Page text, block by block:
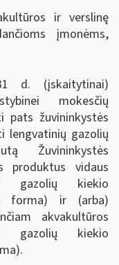
ir verslinę
įmonėms,
d. (įskaitytinai)
mokesčių
žuvininkystės
lengvatinių gazolių
Žuvininkystės
produktus vidaus
gazolių kiekio
forma) ir (arba)
akvakultūros
gazolių kiekio